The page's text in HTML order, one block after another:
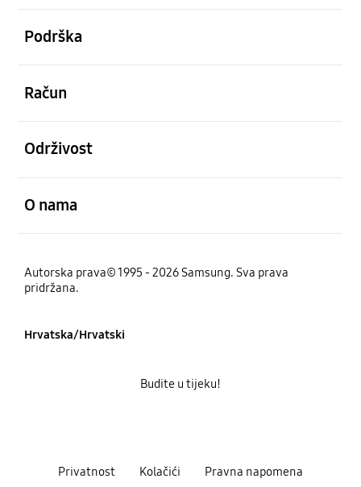
Podrška
Račun
Održivost
O nama
Autorska prava© 1995 - 2026 Samsung. Sva prava
pridržana.
Hrvatska/Hrvatski
Privatnost Kolačići Pravna napomena
Budite u tijeku!